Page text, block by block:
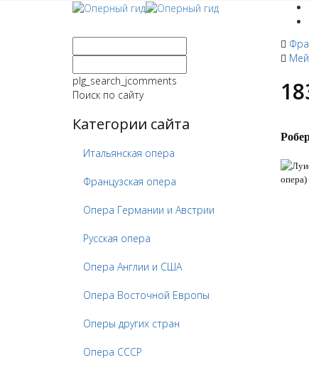
plg_search_jcomments
Поиск по сайту
Категории сайта
Итальянская опера
Французская опера
Опера Германии и Австрии
Русская опера
Опера Англии и США
Опера Восточной Европы
Оперы других стран
Опера СССР